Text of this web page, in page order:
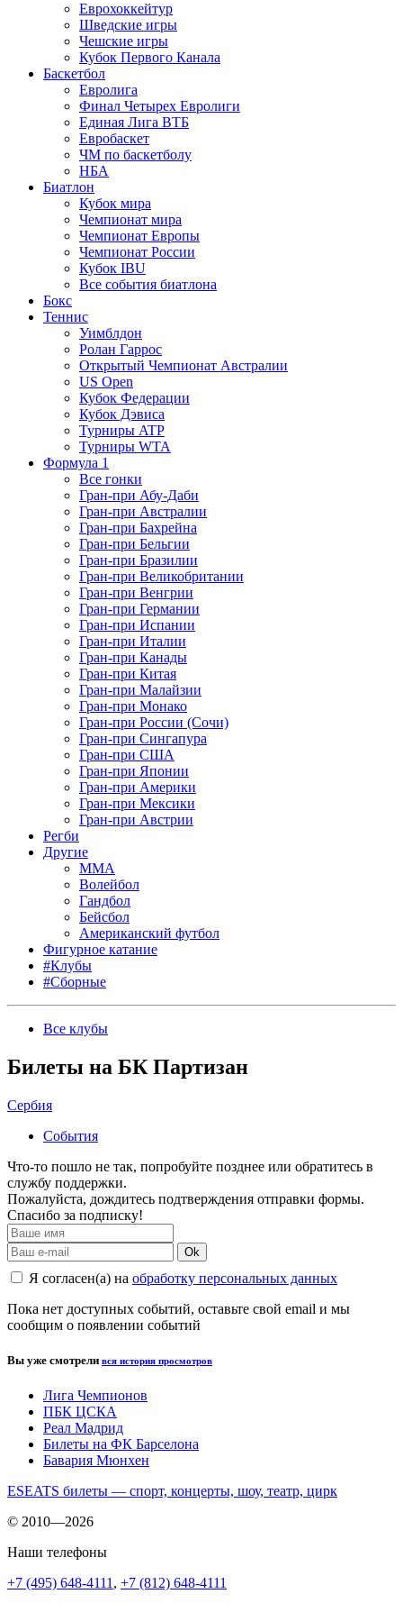
Еврохоккейтур
Шведские игры
Чешские игры
Кубок Первого Канала
Баскетбол
Евролига
Финал Четырех Евролиги
Единая Лига ВТБ
Евробаскет
ЧМ по баскетболу
НБА
Биатлон
Кубок мира
Чемпионат мира
Чемпионат Европы
Чемпионат России
Кубок IBU
Все события биатлона
Бокс
Теннис
Уимблдон
Ролан Гаррос
Открытый Чемпионат Австралии
US Open
Кубок Федерации
Кубок Дэвиса
Турниры ATP
Турниры WTA
Формула 1
Все гонки
Гран-при Абу-Даби
Гран-при Австралии
Гран-при Бахрейна
Гран-при Бельгии
Гран-при Бразилии
Гран-при Великобритании
Гран-при Венгрии
Гран-при Германии
Гран-при Испании
Гран-при Италии
Гран-при Канады
Гран-при Китая
Гран-при Малайзии
Гран-при Монако
Гран-при России (Сочи)
Гран-при Сингапура
Гран-при США
Гран-при Японии
Гран-при Америки
Гран-при Мексики
Гран-при Австрии
Регби
Другие
MMA
Волейбол
Гандбол
Бейсбол
Американский футбол
Фигурное катание
#Клубы
#Сборные
Все клубы
Билеты на БК Партизан
Сербия
События
Что-то пошло не так, попробуйте позднее или обратитесь в
службу поддержки.
Пожалуйста, дождитесь подтверждения отправки формы.
Спасибо за подписку!
Ok
Я согласен(а) на обработку персональных данных
Пока нет доступных событий, оставьте свой email и мы
сообщим о появлении событий
Вы уже смотрели вся история просмотров
Лига Чемпионов
ПБК ЦСКА
Реал Мадрид
Билеты на ФК Барселона
Бавария Мюнхен
ESEATS билеты — спорт, концерты, шоу, театр, цирк
© 2010—2026
Наши телефоны
+7 (495) 648-4111 , +7 (812) 648-4111